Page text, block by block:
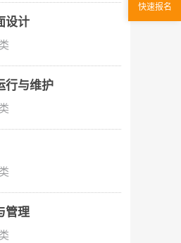
设计
行与维护
管理
快速报名